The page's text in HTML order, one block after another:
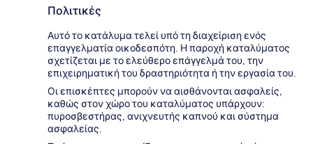
Πολιτικές
Αυτό το κατάλυμα τελεί υπό τη διαχείριση ενός
επαγγελματία οικοδεσπότη. Η παροχή καταλύματος
σχετίζεται με το ελεύθερο επάγγελμά του, την
επιχειρηματική του δραστηριότητα ή την εργασία του.
Οι επισκέπτες μπορούν να αισθάνονται ασφαλείς,
καθώς στον χώρο του καταλύματος υπάρχουν:
πυροσβεστήρας, ανιχνευτής καπνού και σύστημα
ασφαλείας.